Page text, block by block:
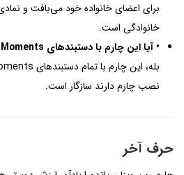
برای اعضای خانواده خود می‌بافت و
خانوادگی است.
• آیا این چارم با دستبندهای Pandora Moments سازگار است؟
نصب چارم دارند سازگار است.
حرف آخر